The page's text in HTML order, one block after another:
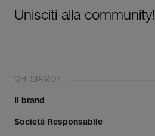
Unisciti alla community!
CHI SIAMO?
Il brand
Società Responsabile